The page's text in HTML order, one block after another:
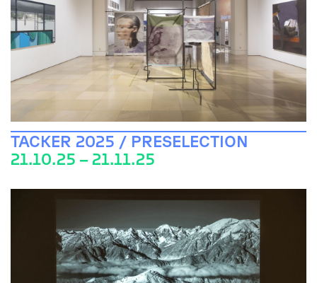
TACKER 2025 / PRESELECTION
21.10.25 – 21.11.25